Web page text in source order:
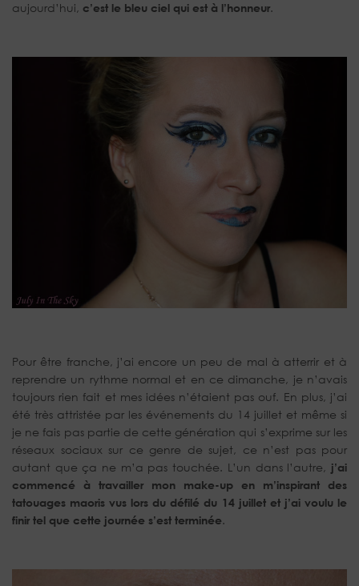
aujourd’hui, c’est le bleu ciel qui est à l’honneur.
Pour être franche, j’ai encore un peu de mal à atterrir et à
reprendre un rythme normal et en ce dimanche, je n’avais
toujours rien fait et mes idées n’étaient pas ouf. En plus, j’ai
été très attristée par les événements du 14 juillet et même si
je ne fais pas partie de cette génération qui s’exprime sur les
réseaux sociaux sur ce genre de sujet, ce n’est pas pour
autant que ça ne m’a pas touchée. L’un dans l’autre, j’ai
commencé à travailler mon make-up en m’inspirant des
tatouages maoris vus lors du défilé du 14 juillet et j’ai voulu le
finir tel que cette journée s’est terminée.